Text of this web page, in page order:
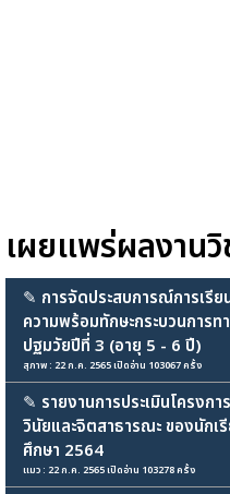
เผยแพร่ผลงานวิ
✎ การจัดประสบการณ์การเรี
ความพร้อมทักษะกระบวนการ
ปฐมวัยปีที่ 3 (อายุ 5 - 6 ปี)
สุภาพ : 22 ก.ค. 2565 เปิดอ่าน 103067 ครั้ง
✎ รายงานการประเมินโครง
วินัยและจิตสาธารณะ ของนักเ
ศึกษา 2564
แมว : 22 ก.ค. 2565 เปิดอ่าน 103278 ครั้ง